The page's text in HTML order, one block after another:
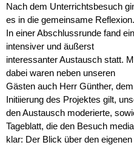
Nach dem Unterrichtsbesuch
es in die gemeinsame Reflexion.
In einer Abschlussrunde fand ein
intensiver und äußerst
interessanter Austausch statt.
dabei waren neben unseren
Gästen auch Herr Günther,
Initiierung des Projektes gilt,
den Austausch moderierte,
Tageblatt, die den Besuch
klar: Der Blick über den